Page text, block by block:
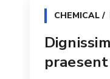
CHEMICAL